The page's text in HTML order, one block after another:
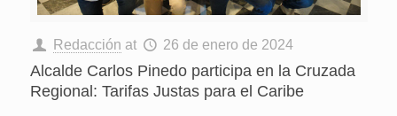
Redacción at 26 de enero de 2024
Alcalde Carlos Pinedo participa en la Cruzada
Regional: Tarifas Justas para el Caribe